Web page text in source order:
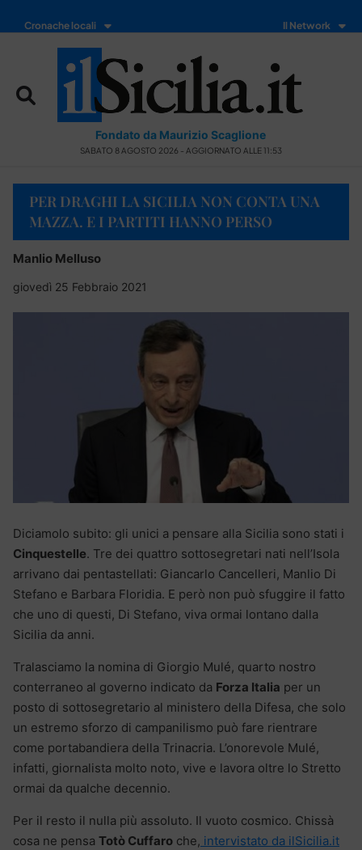
Cronache locali Il Network
Fondato da Maurizio Scaglione
SABATO 8 AGOSTO 2026 - AGGIORNATO ALLE 11:53
PER DRAGHI LA SICILIA NON CONTA UNA
MAZZA. E I PARTITI HANNO PERSO
Manlio Melluso
giovedì 25 Febbraio 2021
Diciamolo subito: gli unici a pensare alla Sicilia sono stati i
Cinquestelle. Tre dei quattro sottosegretari nati nell’Isola
arrivano dai pentastellati: Giancarlo Cancelleri, Manlio Di
Stefano e Barbara Floridia. E però non può sfuggire il fatto
che uno di questi, Di Stefano, viva ormai lontano dalla
Sicilia da anni.
Tralasciamo la nomina di Giorgio Mulé, quarto nostro
conterraneo al governo indicato da Forza Italia per un
posto di sottosegretario al ministero della Difesa, che solo
un estremo sforzo di campanilismo può fare rientrare
come portabandiera della Trinacria. L’onorevole Mulé,
infatti, giornalista molto noto, vive e lavora oltre lo Stretto
ormai da qualche decennio.
Per il resto il nulla più assoluto. Il vuoto cosmico. Chissà
cosa ne pensa Totò Cuffaro che, intervistato da ilSicilia.it